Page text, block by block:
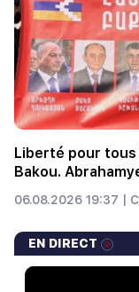
Liberté pour
Bakou.
06.08.2026 19:37 |
EN DIRECT